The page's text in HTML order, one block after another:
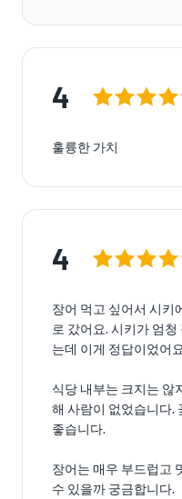
4
훌륭한 가치
4
장어 먹고 싶어서 시키
로 갔어요. 시키가 엄
는데 이게 정답이었어
식당 내부는 크지는 않
해 사람이 없었습니다.
좋습니다.
장어는 매우 부드럽고
수 있을까 궁금합니다.